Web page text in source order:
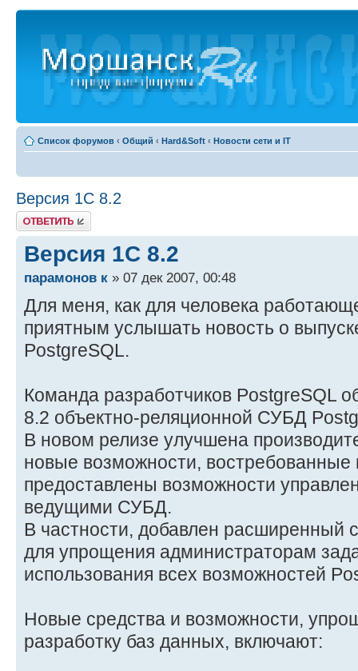
Список форумов ‹ Общий ‹ Hard&Soft ‹ Новости сети и IT
Версия 1С 8.2
Ответить
Версия 1С 8.2
парамонов к » 07 дек 2007, 00:48
Для меня, как для человека
приятным услышать новость о
PostgreSQL.
Команда разработчиков PostgreSQL
8.2 объектно-реляционной СУБД
В новом релизе улучшена
новые возможности, востребованные
предоставлены возможности
ведущими СУБД.
В частности, добавлен расширенный
для упрощения администраторам
использования всех возможностей
Новые средства и возможности,
разработку баз данных, включают: